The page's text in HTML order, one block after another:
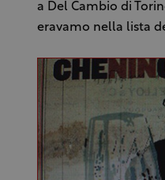
a Del Cambio di
eravamo nella lista